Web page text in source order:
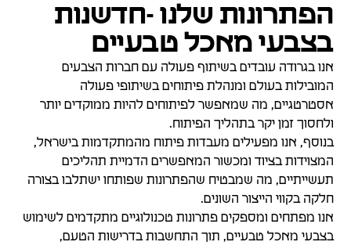
הפתרונות שלנו -חדשנות
בצבעי מאכל טבעיים
אנו בגרודה עובדים בשיתוף פעולה עם חברות הצבעים
המובילות בעולם ומנהלת פיתוחים בשיתופי פעולה
אסטרטגיים, מה שמאפשר לפיתוחים להיות ממוקדים יותר
ולחסוך זמן יקר בתהליך הפיתוח.
בנוסף, אנו מפעילים מעבדות פיתוח מהמתקדמות בישראל,
המצוידות בציוד ומכשור המאפשרים הדמיית תהליכים
תעשייתיים, מה שמבטיח שהפתרונות שפותחו ישתלבו בצורה
חלקה בקווי הייצור השונים.
אנו מפתחים ומספקים פתרונות טכנולוגיים מתקדמים לשימוש
בצבעי מאכל טבעיים, תוך התחשבות בדרישות הטעם,